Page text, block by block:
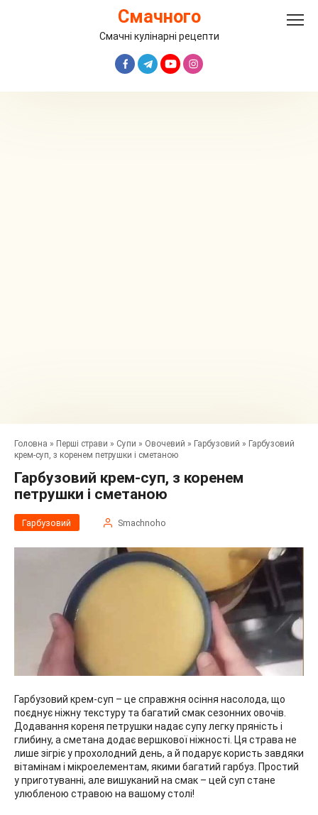
Смачного
Смачні кулінарні рецепти
Головна » Перші страви » Супи » Овочевий » Гарбузовий » Гарбузовий
крем-суп, з коренем петрушки і сметаною
Гарбузовий крем-суп, з коренем
петрушки і сметаною
Гарбузовий Smachnoho
Гарбузовий крем-суп – це справжня осіння насолода, що
поєднує ніжну текстуру та багатий смак сезонних овочів.
Додавання кореня петрушки надає супу легку пряність і
глибину, а сметана додає вершкової ніжності. Ця страва не
лише зігріє у прохолодний день, а й подарує користь завдяки
вітамінам і мікроелементам, якими багатий гарбуз. Простий
у приготуванні, але вишуканий на смак – цей суп стане
улюбленою стравою на вашому столі!